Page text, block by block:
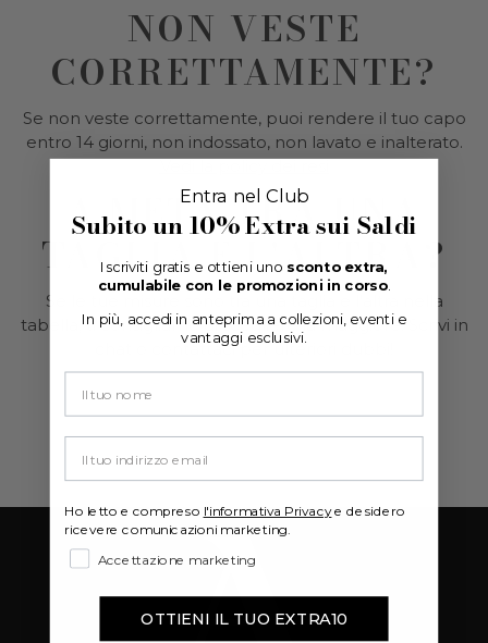
NON VESTE
CORRETTAMENTE?
Se non veste correttamente, puoi rendere il tuo capo
entro 14 giorni, non indossato, non lavato e inalterato.
Vedi la policy dei resi
A METÀ TRA UNA
TAGLIA E L'ALTRA?
Se le tue misure sono tra una taglia e l'altra nella
tabella, ti consigliamo di scegliere la maggiore. Scrivi in
chat o contattaci per ulteriori dubbi!
Entra nel Club
Subito un10% Extrasui Saldi
Iscriviti gratis e ottieni uno sconto extra,
cumulabile con le promozioni in corso.
In più, accedi in anteprima a collezioni, eventi e
vantaggi esclusivi.
Ho letto e compreso l'informativa Privacye desidero
ricevere comunicazioni marketing.
Accettazione marketing
OTTIENI IL TUO EXTRA10